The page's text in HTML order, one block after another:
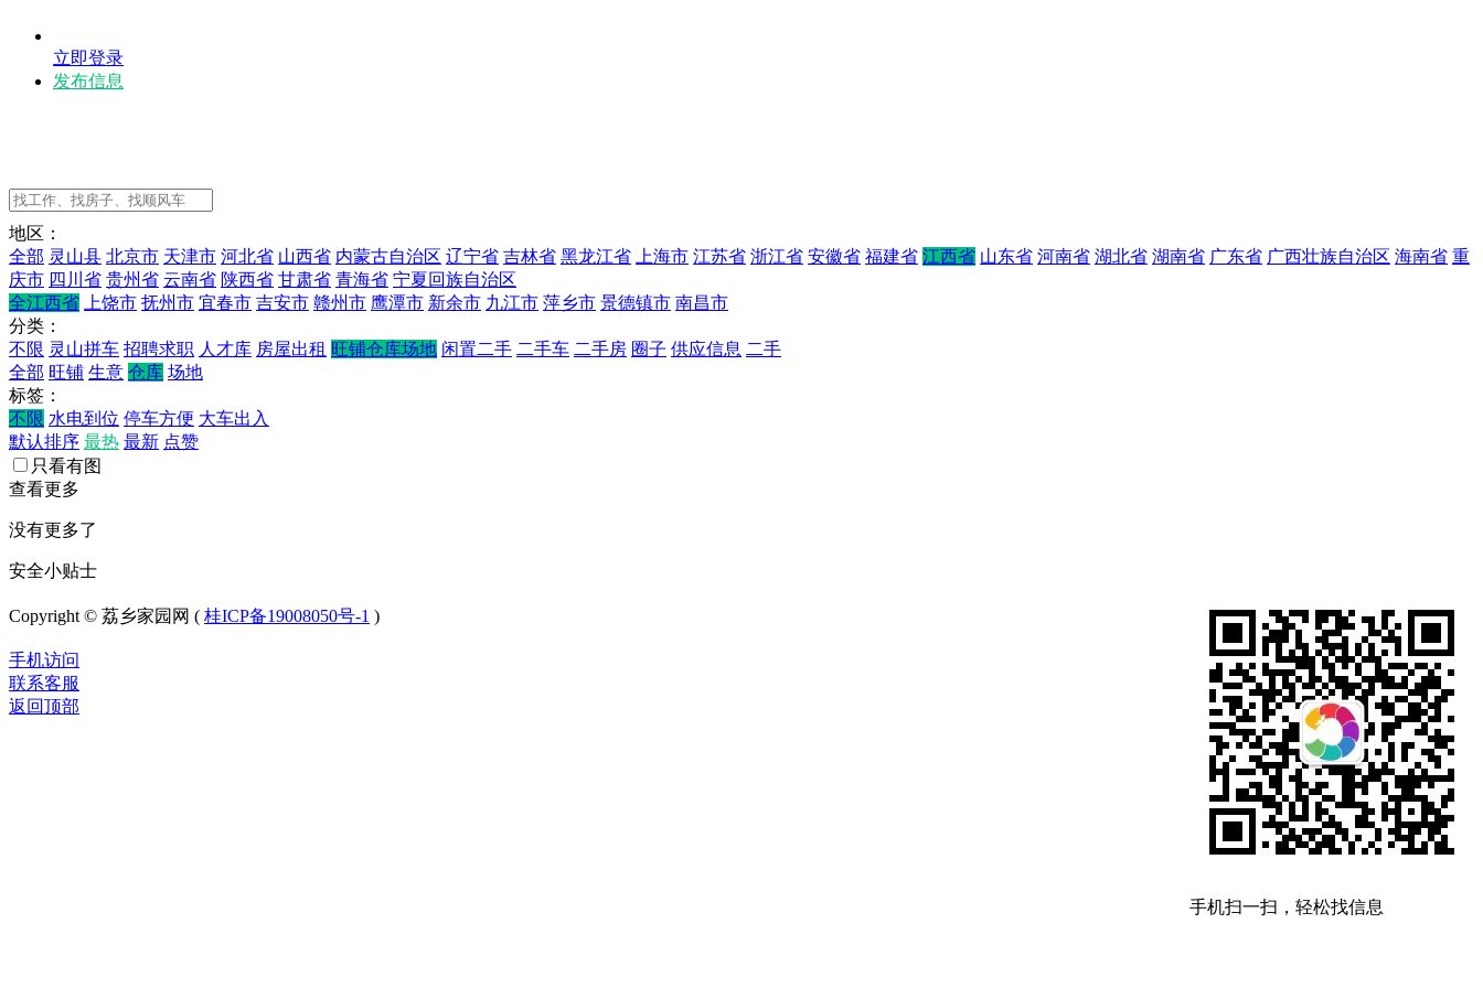
立即登录
发布信息
地区：
全部 灵山县 北京市 天津市 河北省 山西省 内蒙古自治区 辽宁省 吉林省 黑龙江省 上海市 江苏省 浙江省 安徽省 福建省 江西省 山东省 河南省 湖北省 湖南省 广东省 广西壮族自治区 海南省 重
庆市 四川省 贵州省 云南省 陕西省 甘肃省 青海省 宁夏回族自治区
全江西省
上饶市 抚州市 宜春市 吉安市 赣州市 鹰潭市 新余市 九江市 萍乡市 景德镇市 南昌市
分类：
不限 灵山拼车 招聘求职 人才库 房屋出租 旺铺仓库场地 闲置二手 二手车 二手房 圈子 供应信息 二手
全部 旺铺 生意 仓库 场地
标签：
不限 水电到位 停车方便 大车出入
默认排序 最热 最新 点赞
只看有图
查看更多
没有更多了
安全小贴士
手机扫一扫，轻松找信息
Copyright © 荔乡家园网 ( 桂ICP备19008050号-1 )
手机访问
联系客服
返回顶部